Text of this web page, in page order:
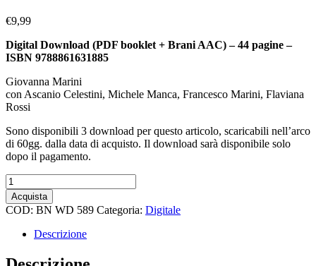
€9,99
Digital Download (PDF booklet + Brani AAC)– 44 pagine –
ISBN 9788861631885
Giovanna Marini
con Ascanio Celestini, Michele Manca, Francesco Marini, Flaviana
Rossi
Sono disponibili 3 download per questo articolo, scaricabili nell’arco
di 60gg. dalla data di acquisto. Il download sarà disponibile solo
dopo il pagamento.
Cantata
a
Riace
(digital
download)
quantità
Acquista
COD: BN WD 589 Categoria: Digitale
Descrizione